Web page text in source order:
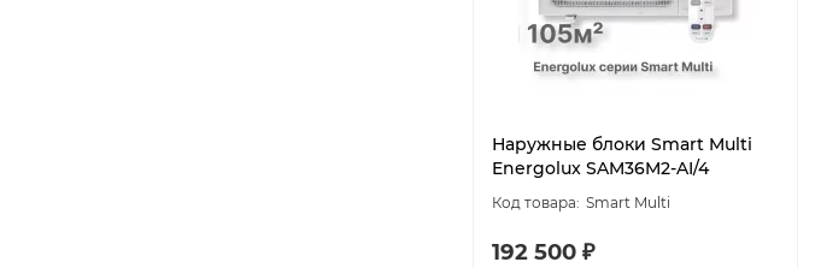
Наружные блоки Smart Multi
Energolux SAM36M2-AI/4
Smart Multi
192 500 ₽